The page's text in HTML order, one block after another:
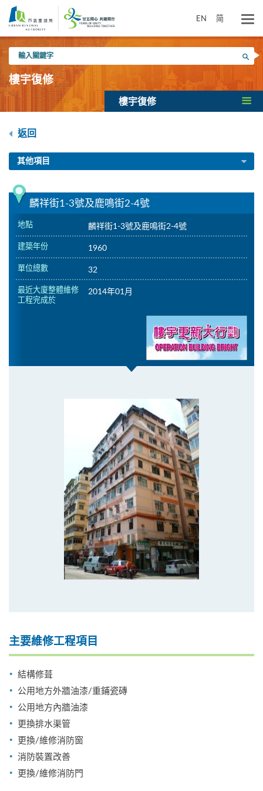
內
EN 简
入
關
鍵
搜尋
樓宇復修
樓宇復修
返回
其他項目
麟祥街1-3號及鹿鳴街2-4號
地點 麟祥街1-3號及鹿鳴街2-4號
建築年份 1960
單位總數 32
最近大廈整體維修
工程完成於
2014年01月
主要維修工程項目
結構修葺
公用地方外牆油漆/重鋪瓷磚
公用地方內牆油漆
更換排水渠管
更換/維修消防窗
消防裝置改善
更換/維修消防門